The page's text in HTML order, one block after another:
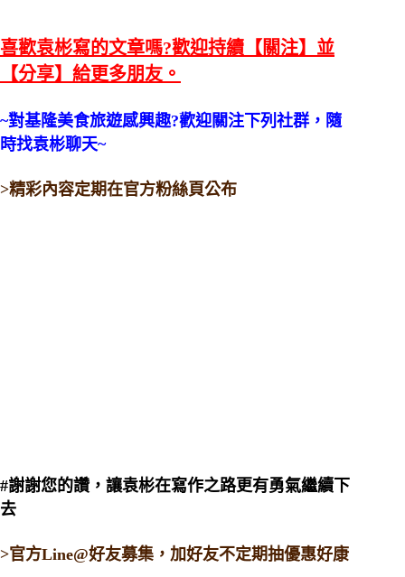
喜歡袁彬寫的文章嗎?歡迎持續【關注】並
【分享】給更多朋友。
~對基隆美食旅遊感興趣?歡迎關注下列社群，隨
時找袁彬聊天~
>精彩內容定期在官方粉絲頁公布
#謝謝您的讚，讓袁彬在寫作之路更有勇氣繼續下
去
>官方Line@好友募集，加好友不定期抽優惠好康